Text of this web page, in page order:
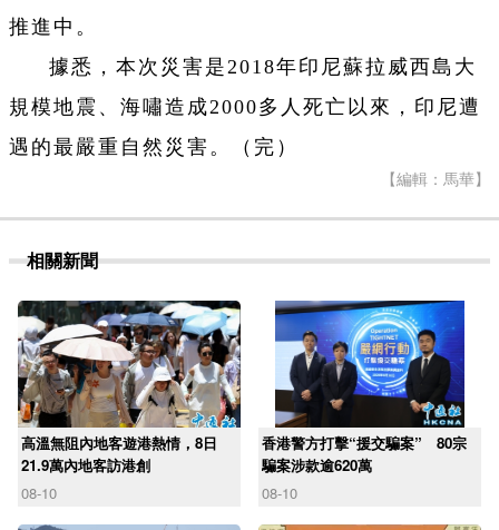
推進中。
據悉，本次災害是2018年印尼蘇拉威西島大
規模地震、海嘯造成2000多人死亡以來，印尼遭
遇的最嚴重自然災害。（完）
【編輯：馬華】
相關新聞
高溫無阻內地客遊港熱情，8日
21.9萬內地客訪港創
08-10
香港警方打擊“援交騙案” 80宗
騙案涉款逾620萬
08-10